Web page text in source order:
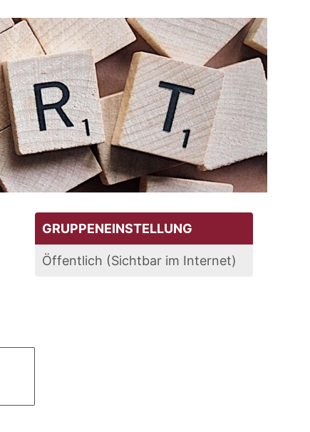
GRUPPENEINSTELLUNG
Öffentlich (Sichtbar im Internet)